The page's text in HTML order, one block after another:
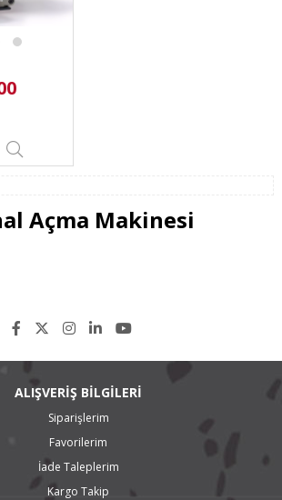
Açma Makinesi
1300 ya da Einhell Kanal Açma TC-Ma 1300 güçlü,
ALIŞVERİŞ BİLGİLERİ
Siparişlerim
Favorilerim
İade Taleplerim
Kargo Takip